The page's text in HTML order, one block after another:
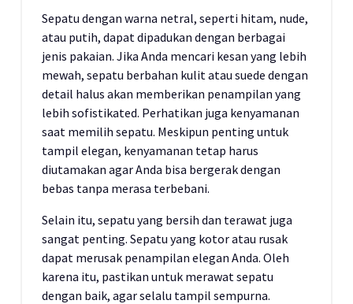
Sepatu dengan warna netral, seperti hitam, nude,
atau putih, dapat dipadukan dengan berbagai
jenis pakaian. Jika Anda mencari kesan yang lebih
mewah, sepatu berbahan kulit atau suede dengan
detail halus akan memberikan penampilan yang
lebih sofistikated. Perhatikan juga kenyamanan
saat memilih sepatu. Meskipun penting untuk
tampil elegan, kenyamanan tetap harus
diutamakan agar Anda bisa bergerak dengan
bebas tanpa merasa terbebani.
Selain itu, sepatu yang bersih dan terawat juga
sangat penting. Sepatu yang kotor atau rusak
dapat merusak penampilan elegan Anda. Oleh
karena itu, pastikan untuk merawat sepatu
dengan baik, agar selalu tampil sempurna.